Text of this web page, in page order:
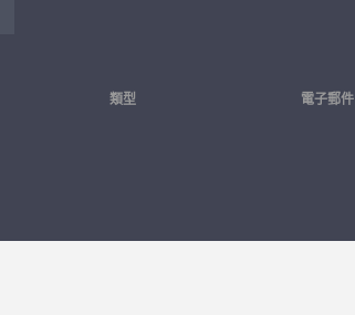
類型 電子郵件